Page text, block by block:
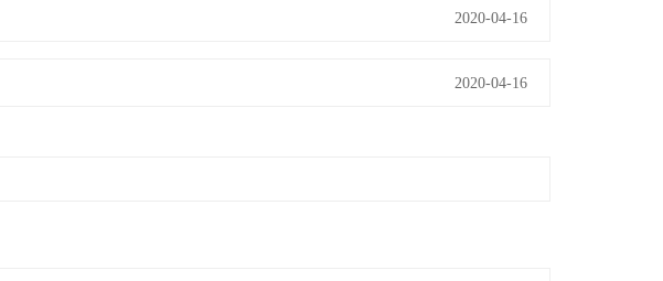
2020-04-16
2020-04-16